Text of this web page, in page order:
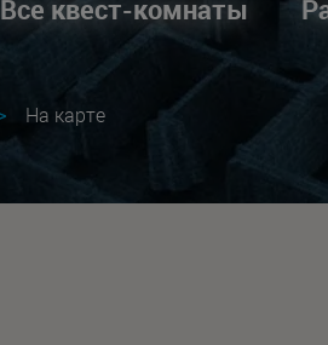
Все квест-комнаты
На карте